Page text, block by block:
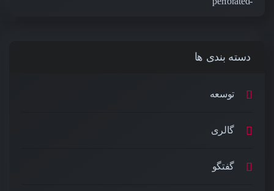
دسته بندی ها
توسعه
گالری
گفتگو